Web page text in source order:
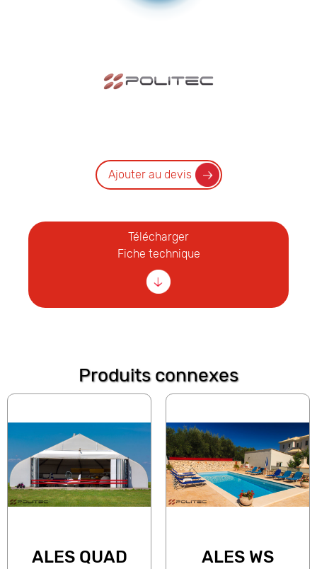
Ajouter au devis
Télécharger
Fiche technique
Produits connexes
ALES QUAD ALES WS